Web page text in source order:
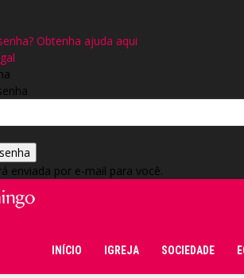
Obtenha ajuda aqui
enviada por e-mail para você.
INÍCIO IGREJA SOCIEDADE